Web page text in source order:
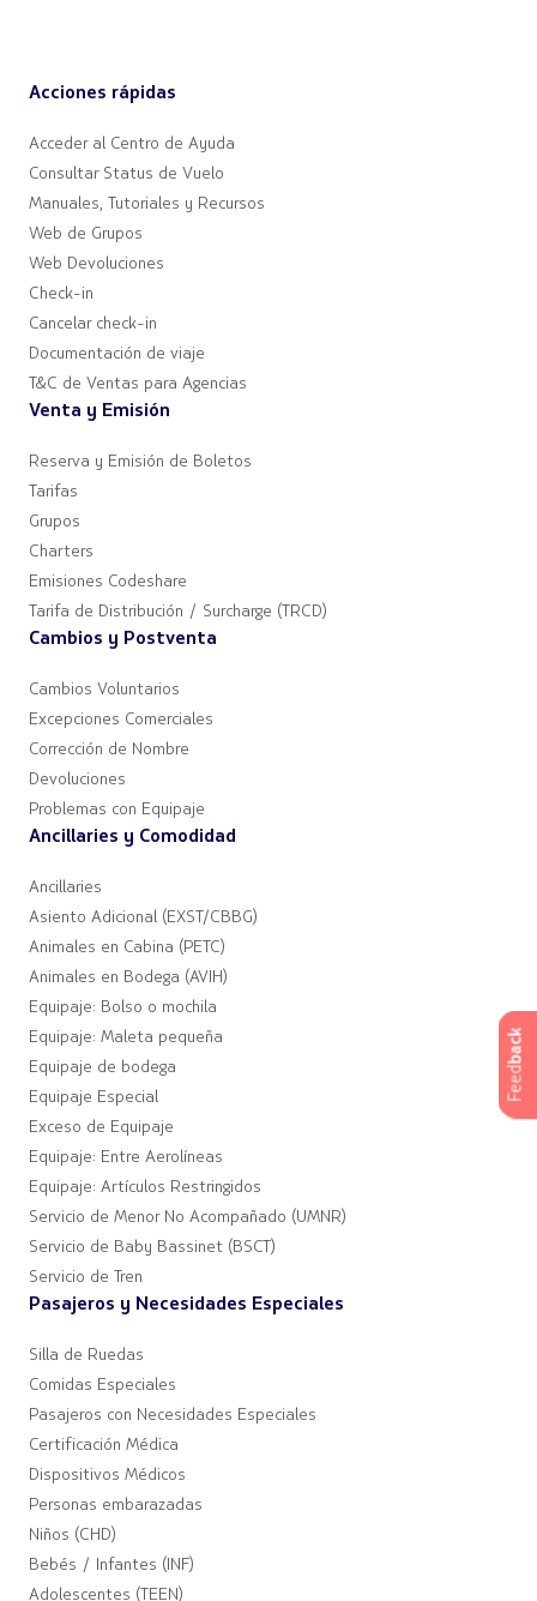
Feed
back
Acciones rápidas
Acceder al Centro de Ayuda
Consultar Status de Vuelo
Manuales, Tutoriales y Recursos
Web de Grupos
Web Devoluciones
Check-in
Cancelar check-in
Documentación de viaje
T&C de Ventas para Agencias
Venta y Emisión
Reserva y Emisión de Boletos
Tarifas
Grupos
Charters
Emisiones Codeshare
Tarifa de Distribución / Surcharge (TRCD)
Cambios y Postventa
Cambios Voluntarios
Excepciones Comerciales
Corrección de Nombre
Devoluciones
Problemas con Equipaje
Ancillaries y Comodidad
Ancillaries
Asiento Adicional (EXST/CBBG)
Animales en Cabina (PETC)
Animales en Bodega (AVIH)
Equipaje: Bolso o mochila
Equipaje: Maleta pequeña
Equipaje de bodega
Equipaje Especial
Exceso de Equipaje
Equipaje: Entre Aerolíneas
Equipaje: Artículos Restringidos
Servicio de Menor No Acompañado (UMNR)
Servicio de Baby Bassinet (BSCT)
Servicio de Tren
Pasajeros y Necesidades Especiales
Silla de Ruedas
Comidas Especiales
Pasajeros con Necesidades Especiales
Certificación Médica
Dispositivos Médicos
Personas embarazadas
Niños (CHD)
Bebés / Infantes (INF)
Adolescentes (TEEN)